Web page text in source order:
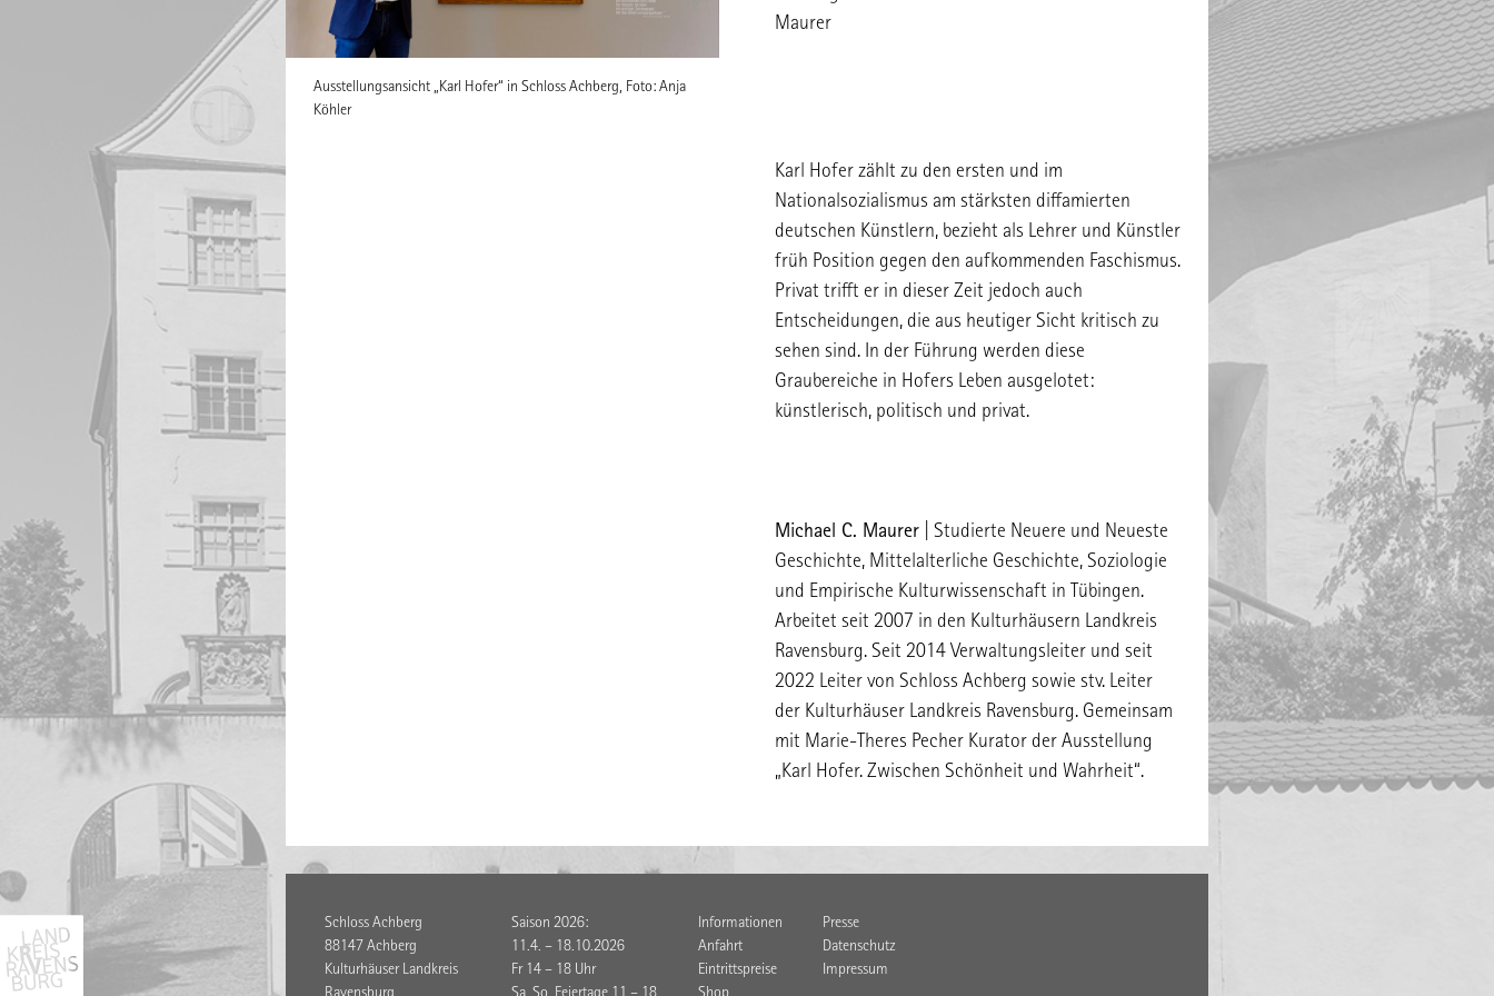
Ausstellungsansicht „Karl Hofer“ in Schloss Achberg, Foto: Anja
Köhler
Maurer
Karl Hofer zählt zu den ersten und im
Nationalsozialismus am stärksten diffamierten
deutschen Künstlern, bezieht als Lehrer und Künstler
früh Position gegen den aufkommenden Faschismus.
Privat trifft er in dieser Zeit jedoch auch
Entscheidungen, die aus heutiger Sicht kritisch zu
sehen sind. In der Führung werden diese
Graubereiche in Hofers Leben ausgelotet:
künstlerisch, politisch und privat.
Michael C. Maurer| Studierte Neuere und Neueste
Geschichte, Mittelalterliche Geschichte, Soziologie
und Empirische Kulturwissenschaft in Tübingen.
Arbeitet seit 2007 in den Kulturhäusern Landkreis
Ravensburg. Seit 2014 Verwaltungsleiter und seit
2022 Leiter von Schloss Achberg sowie stv. Leiter
der Kulturhäuser Landkreis Ravensburg. Gemeinsam
mit Marie-Theres Pecher Kurator der Ausstellung
„Karl Hofer. Zwischen Schönheit und Wahrheit“.
Schloss Achberg
88147 Achberg
Kulturhäuser Landkreis
Saison 2026:
11.4. – 18.10.2026
Fr 14 – 18 Uhr
Informationen
Anfahrt
Eintrittspreise
Presse
Datenschutz
Impressum